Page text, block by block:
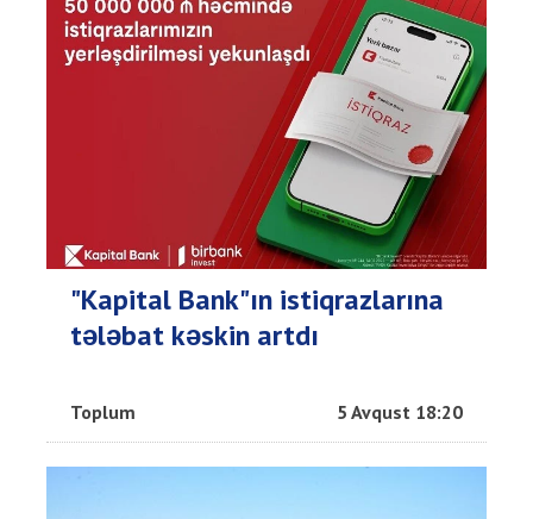
"Kapital Bank"ın istiqrazlarına
tələbat kəskin artdı
Toplum 5 Avqust 18:20